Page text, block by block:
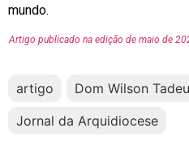
mundo.
Artigo publicado na edição de maio de
artigo
Dom Wilson
Jornal da Arquidiocese